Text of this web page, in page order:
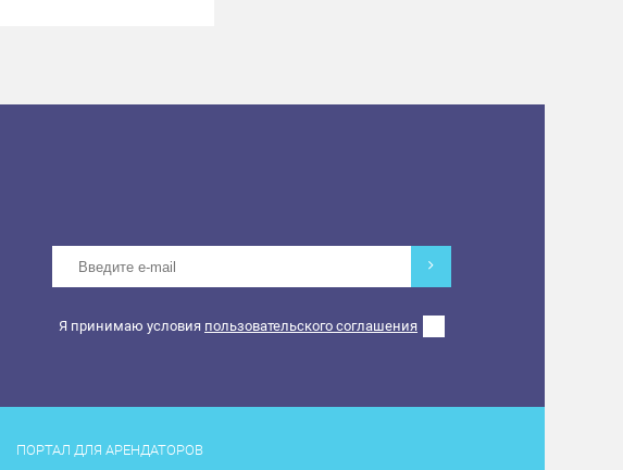
Я принимаю условия пользовательского соглашения
ПОРТАЛ ДЛЯ АРЕНДАТОРОВ